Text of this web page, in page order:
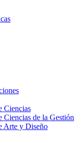
Ciencias
Ciencias de la Gestión
Arte y Diseño